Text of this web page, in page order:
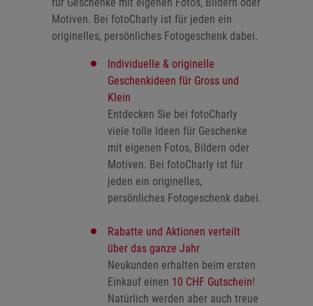
Motiven. Bei fotoCharly ist für jeden ein
originelles, persönliches Fotogeschenk dabei.
Individuelle & originelle
Geschenkideen für Gross und
Klein
Entdecken Sie bei fotoCharly
viele tolle Ideen für Geschenke
mit eigenen Fotos, Bildern oder
Motiven. Bei fotoCharly ist für
jeden ein originelles,
persönliches Fotogeschenk dabei.
Rabatte und Aktionen verteilt
über das ganze Jahr
Neukunden erhalten beim ersten
Einkauf einen 10 CHF Gutschein!
Natürlich werden aber auch treue